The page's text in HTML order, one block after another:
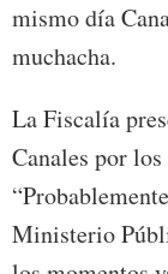
mismo día
muchacha.
La Fiscalía
Canales por
Ministerio